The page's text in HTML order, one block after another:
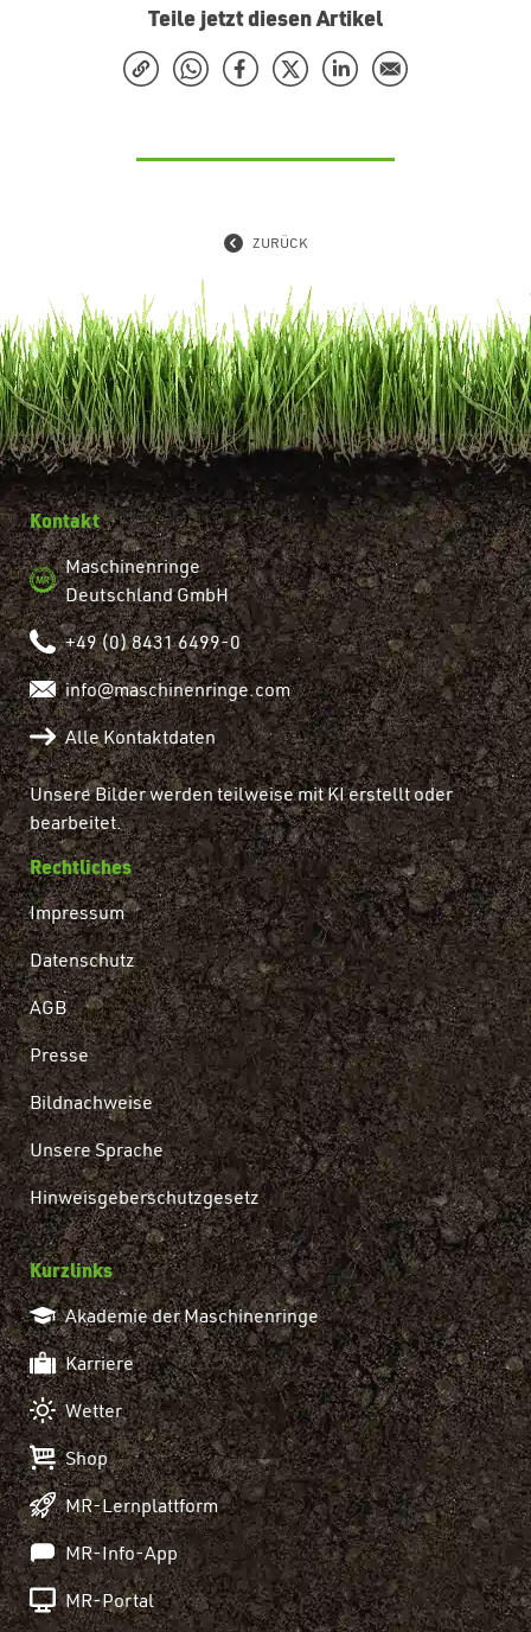
Teile jetzt diesen Artikel
ZURÜCK
Kontakt
Maschinenringe
Deutschland GmbH
+49 (0) 8431 6499-0
info@maschinenringe.com
Alle Kontaktdaten
Unsere Bilder werden teilweise mit KI erstellt oder
bearbeitet.
Rechtliches
Impressum
Datenschutz
AGB
Presse
Bildnachweise
Unsere Sprache
Hinweisgeberschutzgesetz
Kurzlinks
Akademie der Maschinenringe
Karriere
Wetter
Shop
MR-Lernplattform
MR-Info-App
MR-Portal